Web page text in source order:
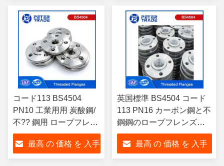
コード113 BS4504
PN10 工業用用 炭酸鋼/
不?? 鋼用 ロープフレン
ズ DN10~DN3000
最高 の 価格 を 入手
英国標準 BS4504 コード
113 PN16 カーボン鋼と不
鋼鋼のロープフレンズ
THRF
最高 の 価格 を 入手